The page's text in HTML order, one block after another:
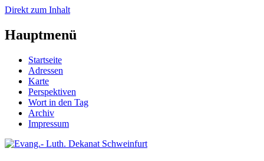
Direkt zum Inhalt
Hauptmenü
Startseite
Adressen
Karte
Perspektiven
Wort in den Tag
Archiv
Impressum